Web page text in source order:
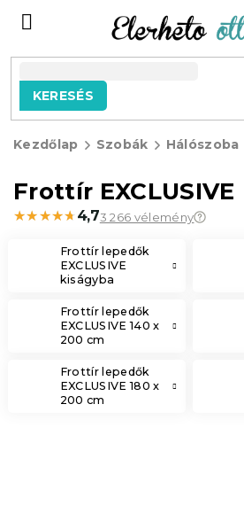
tartalomhoz
KERESÉS
Kezdőlap Szobák Hálószoba
Frottír EXCLUSIVE
★★★★★
★★★★★ 4,73 266 vélemény
Frottír lepedők
EXCLUSIVE
kiságyba
Frottír lepedők
EXCLUSIVE 140 x
200 cm
Frottír lepedők
EXCLUSIVE 180 x
200 cm